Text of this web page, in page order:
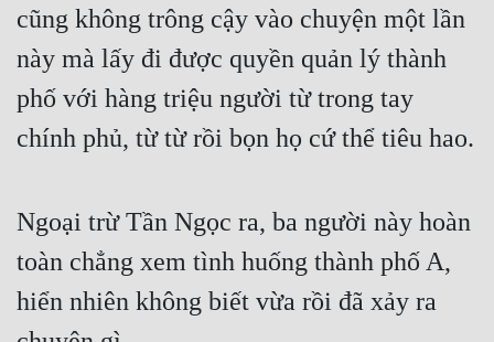
Thanh Xuân
Tiên Hiệp
Triều Đấu
Trùng Sinh
Trọng Sinh
cũng không trông cậy vào chuyện một lần
này mà lấy đi được quyền quản lý thành
phố với hàng triệu người từ trong tay
chính phủ, từ từ rồi bọn họ cứ thể tiêu hao.
Ngoại trừ Tần Ngọc ra, ba người này hoàn
toàn chẳng xem tình huống thành phố A,
hiển nhiên không biết vừa rồi đã xảy ra